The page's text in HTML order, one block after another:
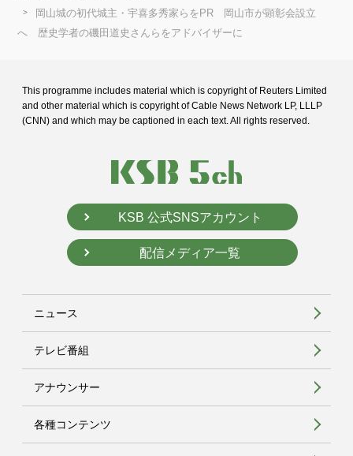
岡山城の初代城主・宇喜多秀家らをPR 岡山市が顕彰会設立
へ 歴史学者の磯田道史さんらをアドバイザーに
This programme includes material which is copyright of Reuters Limited
and other material which is copyright of Cable News Network LP, LLLP
(CNN) and which may be captioned in each text. All rights reserved.
KSB 公式SNSアカウント
配信メディア一覧
ニュース
テレビ番組
アナウンサー
各種コンテンツ